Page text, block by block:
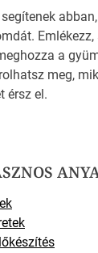
a
meg,
érsz el.